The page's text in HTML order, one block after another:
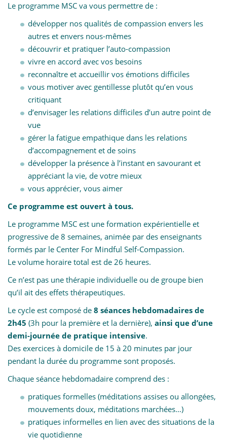
Le programme MSC va vous permettre de :
développer nos qualités de compassion envers les
autres et envers nous-mêmes
découvrir et pratiquer l’auto-compassion
vivre en accord avec vos besoins
reconnaître et accueillir vos émotions difficiles
vous motiver avec gentillesse plutôt qu’en vous
critiquant
d’envisager les relations difficiles d’un autre point de
vue
gérer la fatigue empathique dans les relations
d’accompagnement et de soins
développer la présence à l’instant en savourant et
appréciant la vie, de votre mieux
vous apprécier, vous aimer
Ce programme est ouvert à tous.
Le programme MSC est une formation expérientielle et
progressive de 8 semaines, animée par des enseignants
formés par le Center For Mindful Self-Compassion.
Le volume horaire total est de 26 heures.
Ce n’est pas une thérapie individuelle ou de groupe bien
qu’il ait des effets thérapeutiques.
Le cycle est composé de 8 séances hebdomadaires de
2h45 (3h pour la première et la dernière), ainsi que d’une
demi-journée de pratique intensive.
Des exercices à domicile de 15 à 20 minutes par jour
pendant la durée du programme sont proposés.
Chaque séance hebdomadaire comprend des :
pratiques formelles (méditations assises ou allongées,
mouvements doux, méditations marchées…)
pratiques informelles en lien avec des situations de la
vie quotidienne